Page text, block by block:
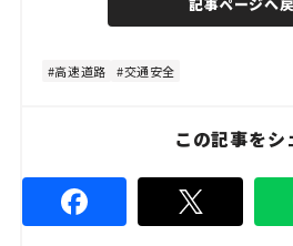
e
d
%
高速道路 交通安全
この記事をシ